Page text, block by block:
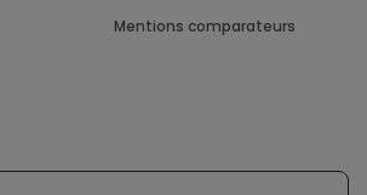
Mentions comparateurs